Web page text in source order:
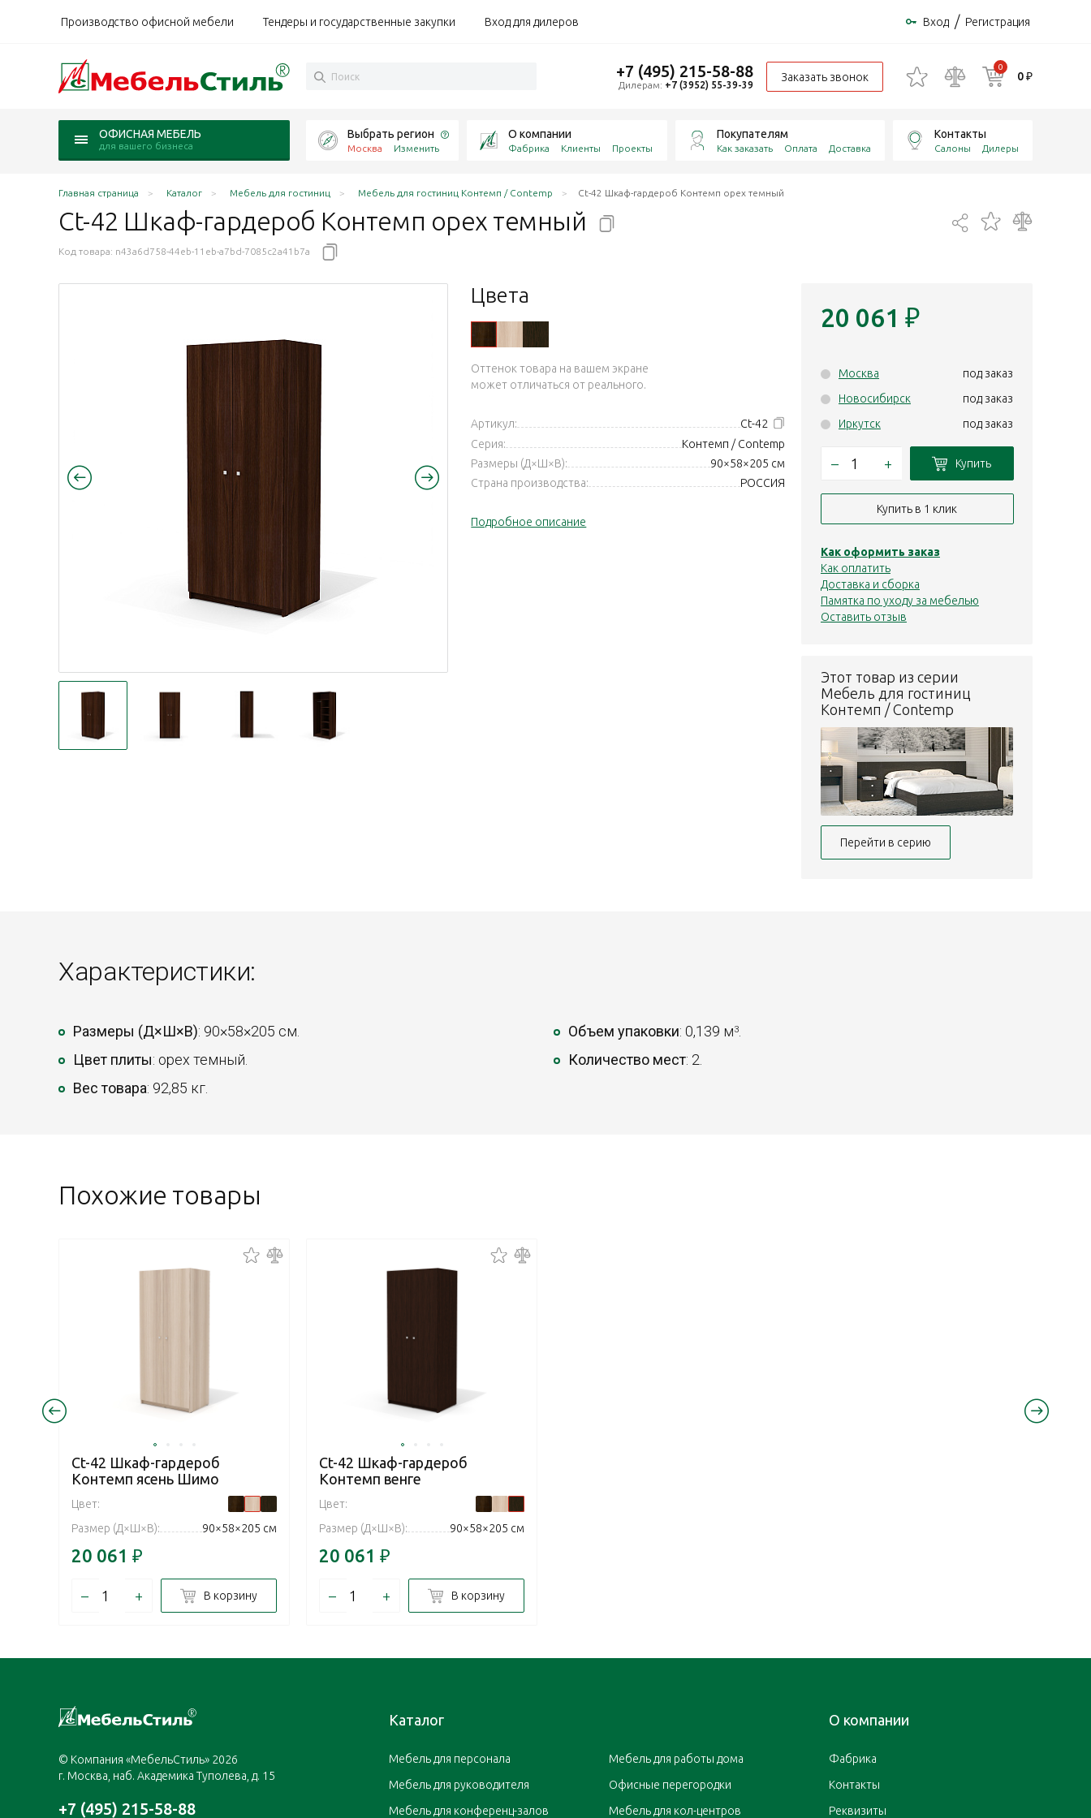
Производство офисной мебели Тендеры и государственные закупки Вход для дилеров Вход / Регистрация
+7 (495) 215-58-88
Дилерам: +7 (3952) 55-39-39
Заказать звонок
0
0 ₽
ОФИСНАЯ МЕБЕЛЬ
для вашего бизнеса
Выбрать регион
Москва Изменить
О компании
Фабрика Клиенты Проекты
Покупателям
Как заказать Оплата Доставка
Контакты
Салоны Дилеры
Главная страница Каталог Мебель для гостиниц Мебель для гостиниц Контемп / Contemp Ct-42 Шкаф-гардероб Контемп орех темный
Ct-42 Шкаф-гардероб Контемп орех темный
Код товара: n43a6d758-44eb-11eb-a7bd-7085c2a41b7a
Цвета
Оттенок товара на вашем экране
может отличаться от реального.
Артикул:
Ct-42
Серия:
Контемп / Contemp
Размеры (Д×Ш×В):
90×58×205 см
Страна производства:
РОССИЯ
Подробное описание
20 061 ₽
Москва
под заказ
Новосибирск
под заказ
Иркутск
под заказ
– + Купить
Купить в 1 клик
Как оформить заказ
Как оплатить
Доставка и сборка
Памятка по уходу за мебелью
Оставить отзыв
Этот товар из серии
Мебель для гостиниц
Контемп / Contemp
Перейти в серию
Характеристики:
Размеры (Д×Ш×В): 90×58×205 см.
Цвет плиты: орех темный.
Вес товара: 92,85 кг.
Объем упаковки: 0,139 м3.
Количество мест: 2.
Похожие товары
Ct-42 Шкаф-гардероб
Контемп ясень Шимо
Цвет:
Размер (Д×Ш×В):
90×58×205 см
20 061 ₽
– + В корзину
Ct-42 Шкаф-гардероб
Контемп венге
Цвет:
Размер (Д×Ш×В):
90×58×205 см
20 061 ₽
– + В корзину
© Компания «МебельСтиль» 2026
г. Москва, наб. Академика Туполева, д. 15
+7 (495) 215-58-88
Каталог
Мебель для персонала
Мебель для руководителя
Мебель для конференц-залов
Мебель для работы дома
Офисные перегородки
Мебель для кол-центров
О компании
Фабрика
Контакты
Реквизиты